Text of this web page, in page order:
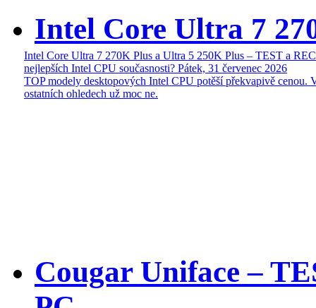
Intel Core Ultra 7
Intel Core Ultra 7 270K Plus a Ultra 5 250K Plus – TEST a
nejlepších Intel CPU současnosti? Pátek, 31 červenec 2026
TOP modely desktopových Intel CPU potěší překvapivě cenou.
ostatních ohledech už moc ne.
Cougar Uniface –